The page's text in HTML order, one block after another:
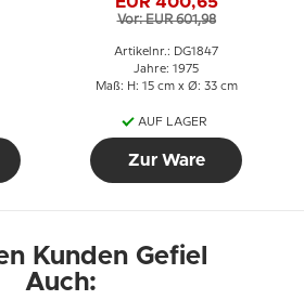
Vor: EUR 601,98
Artikelnr.: DG1847
Jahre: 1975
Maß: H: 15 cm x Ø: 33 cm
AUF LAGER
Zur Ware
Kunden Gefiel
Auch: